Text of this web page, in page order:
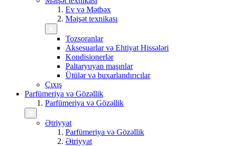
Ev və Mətbəx
Məişət texnikası
Tozsoranlar
Aksesuarlar və Ehtiyat Hissələri
Kondisionerlər
Paltaryuyan maşınlar
Ütülər və buxarlandırıcılar
Çıxış
Parfümeriya və Gözəllik
Parfümeriya və Gözəllik
Ətriyyat
Parfümeriya və Gözəllik
Ətriyyat